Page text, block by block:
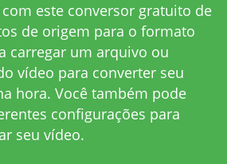
este conversor gratuito de
de origem para o formato
carregar um arquivo ou
vídeo para converter seu
hora. Você também pode
configurações para
seu vídeo.